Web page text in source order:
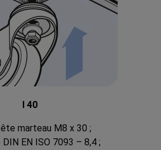
I 40
marteau M8 x 30 ;
EN ISO 7093 – 8,4 ;